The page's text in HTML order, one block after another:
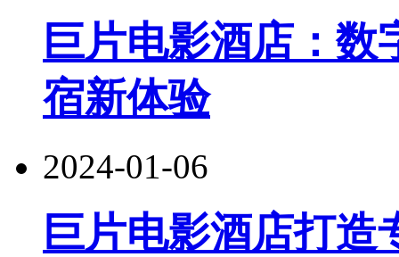
巨片电影酒店：数
宿新体验
2024-01-06
巨片电影酒店打造